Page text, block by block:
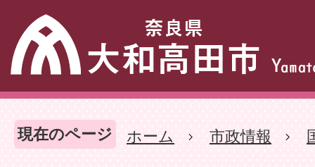
現在のページ ホーム 市政情報